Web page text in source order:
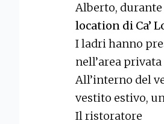
Alberto,
location di Ca’
I ladri hanno
nell’area
All’interno del
vestito estivo,
Il ristoratore